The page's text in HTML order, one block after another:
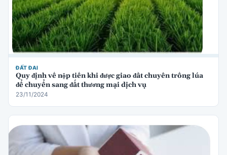
ĐẤT ĐAI
Quy định về nộp tiền khi được giao đất chuyên trồng lúa
để chuyển sang đất thương mại dịch vụ
23/11/2024